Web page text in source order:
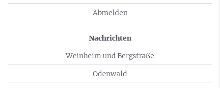
Abmelden
Nachrichten
Weinheim und Bergstraße
Odenwald